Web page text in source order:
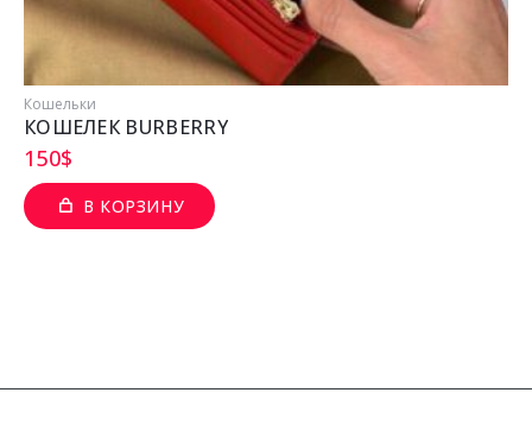
Кошельки
КОШЕЛЕК BURBERRY
150$
В КОРЗИНУ